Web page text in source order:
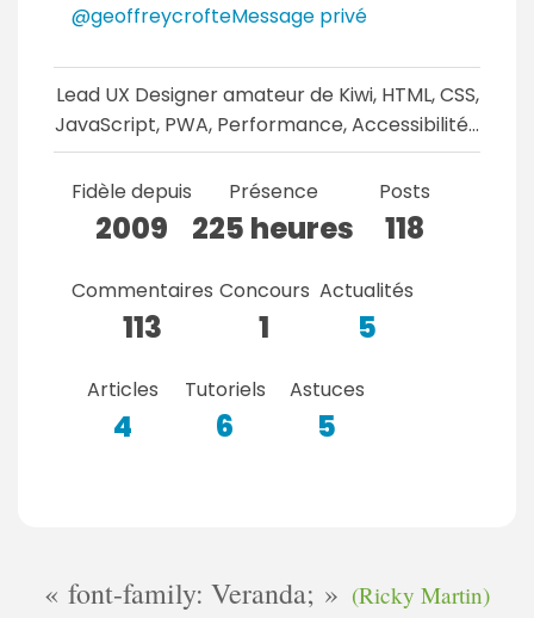
@geoffreycrofteMessage privé
Lead UX Designer amateur de Kiwi, HTML, CSS,
JavaScript, PWA, Performance, Accessibilité…
Fidèle depuis
2009
Présence
225 heures
Posts
118
Commentaires
113
Concours
1
Actualités
5
Articles
4
Tutoriels
6
Astuces
5
font-family: Veranda; (Ricky Martin)